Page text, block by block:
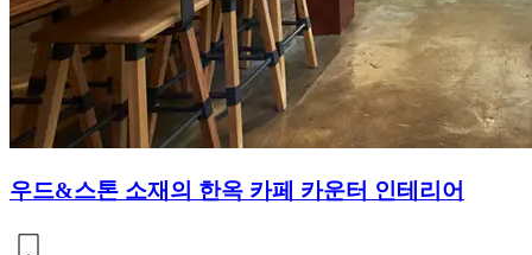
우드&스톤 소재의 한옥 카페 카운터 인테리어